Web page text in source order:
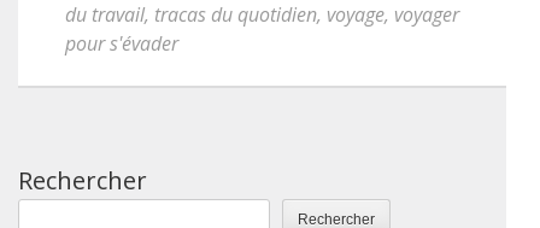
du travail, tracas du quotidien, voyage, voyager
pour s'évader
Rechercher
Rechercher